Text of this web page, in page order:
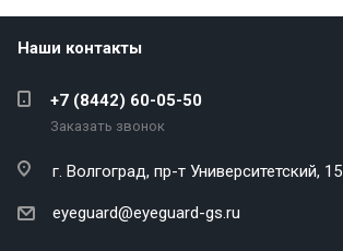
Наши контакты
+7 (8442) 60-05-50
Заказать звонок
г. Волгоград, пр-т Университетский, 15
eyeguard@eyeguard-gs.ru